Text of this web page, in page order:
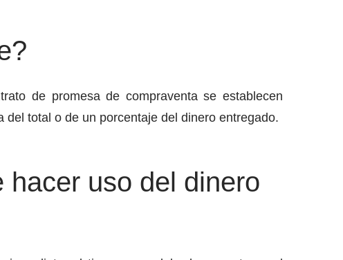
de promesa de compraventa se establecen
total o de un porcentaje del dinero entregado.
uso del dinero